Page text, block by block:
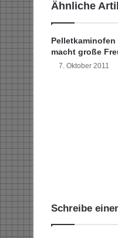
f
ü
r
Ähnliche
macht große
7. Oktober 2011
Schreibe